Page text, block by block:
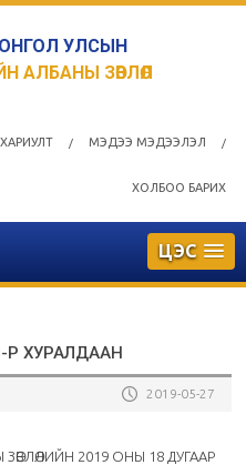
УЛСЫН
АЛБАНЫ ЗӨВЛӨЛ
/ МЭДЭЭ МЭДЭЭЛЭЛ /
ХОЛБОО БАРИХ
ЦЭС
Р ХУРАЛДААН
2019-05-27
2019 ОНЫ 18 ДУГААР